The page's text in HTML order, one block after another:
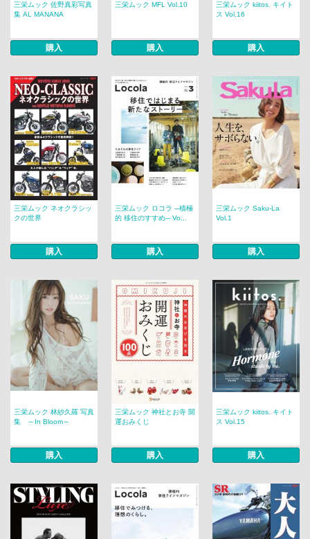
三栄ムック 佐野真彩写真
集 AL MANANA
購入
三栄ムック MFL Vol.10
購入
三栄ムック kiitos. キイト
ス Vol.16
購入
三栄ムック ネオクラシッ
クの世界
購入
三栄ムック ロコラ ─積極
的 移住のすすめ─ Vo...
購入
三栄ムック Saku-La
Vol.1
購入
三栄ムック 林紗久羅 写真
集 ～In Bloom～
購入
三栄ムック 神社とお寺 開
運おみくじ
購入
三栄ムック kiitos. キイト
ス Vol.15
購入